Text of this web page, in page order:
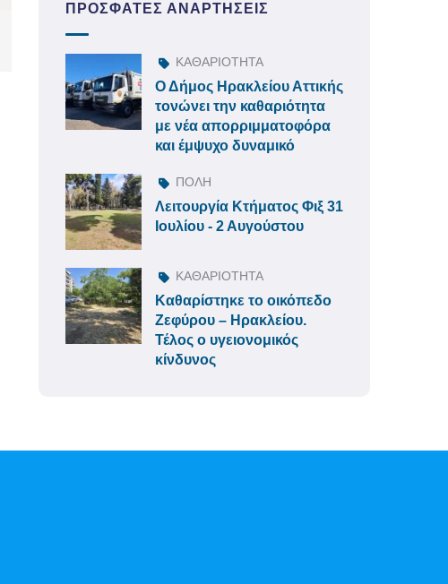
ΠΡΌΣΦΑΤΕΣ ΑΝΑΡΤΉΣΕΙΣ
ΚΑΘΑΡΙΟΤΗΤΑ
Ο Δήμος Ηρακλείου Αττικής
τονώνει την καθαριότητα
με νέα απορριμματοφόρα
και έμψυχο δυναμικό
ΠΟΛΗ
Λειτουργία Κτήματος Φιξ 31
Ιουλίου - 2 Αυγούστου
ΚΑΘΑΡΙΟΤΗΤΑ
Καθαρίστηκε το οικόπεδο
Ζεφύρου – Ηρακλείου.
Τέλος ο υγειονομικός
κίνδυνος